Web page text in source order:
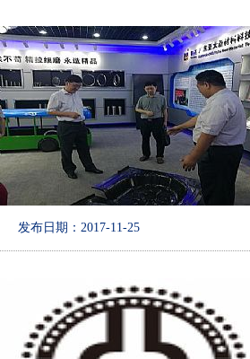
发布日期：2017-11-25